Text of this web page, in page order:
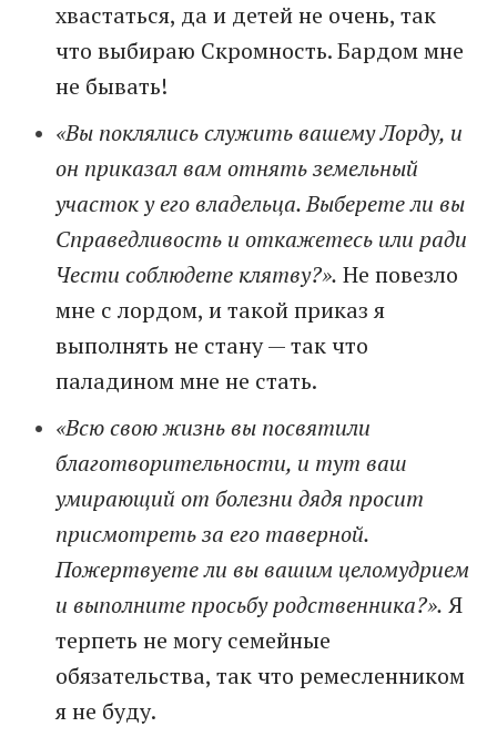
хвастаться, да и детей не очень, так
что выбираю Скромность. Бардом мне
не бывать!
«Вы поклялись служить вашему Лорду, и
он приказал вам отнять земельный
участок у его владельца. Выберете ли вы
Справедливость и откажетесь или ради
Чести соблюдете клятву?». Не повезло
мне с лордом, и такой приказ я
выполнять не стану — так что
паладином мне не стать.
«Всю свою жизнь вы посвятили
благотворительности, и тут ваш
умирающий от болезни дядя просит
присмотреть за его таверной.
Пожертвуете ли вы вашим целомудрием
и выполните просьбу родственника?». Я
терпеть не могу семейные
обязательства, так что ремесленником
я не буду.